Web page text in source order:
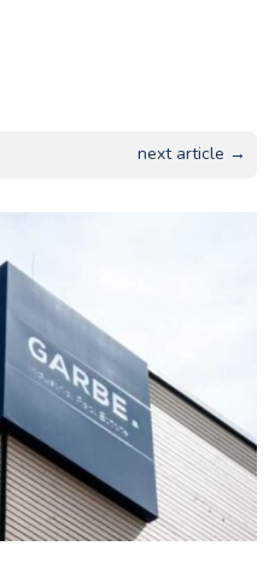
next article →